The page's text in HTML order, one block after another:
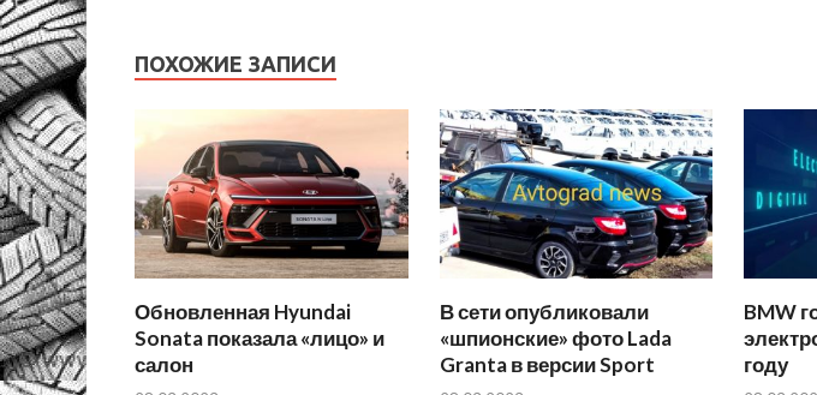
ПОХОЖИЕ ЗАПИСИ
Обновленная Hyundai
Sonata показала «лицо» и
салон
В сети опубликовали
«шпионские» фото Lada
Granta в версии Sport
BMW
году